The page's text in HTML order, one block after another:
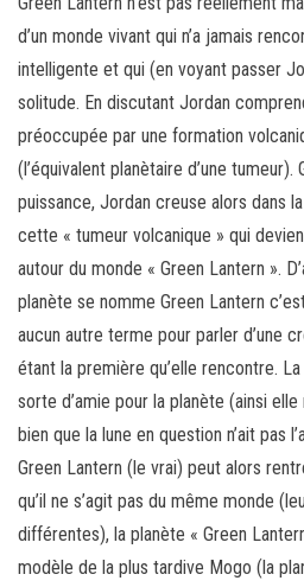
d’un monde vivant qui n’a jamais
intelligente et qui (en voyant passer
solitude. En discutant Jordan
préoccupée par une formation
(l’équivalent planètaire d’une tumeur).
puissance, Jordan creuse alors dans
cette « tumeur volcanique » qui
autour du monde « Green Lantern ».
planète se nomme Green Lantern
aucun autre terme pour parler d’une
étant la première qu’elle rencontre.
sorte d’amie pour la planète (ainsi
bien que la lune en question n’ait pas
Green Lantern (le vrai) peut alors
qu’il ne s’agit pas du même monde
différentes), la planète « Green
modèle de la plus tardive Mogo (la